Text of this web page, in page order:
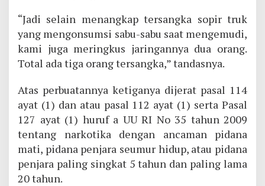
“Jadi selain menangkap tersangka sopir truk
yang mengonsumsi sabu-sabu saat mengemudi,
kami juga meringkus jaringannya dua orang.
Total ada tiga orang tersangka,” tandasnya.
Atas perbuatannya ketiganya dijerat pasal 114
ayat (1) dan atau pasal 112 ayat (1) serta Pasal
127 ayat (1) huruf a UU RI No 35 tahun 2009
tentang narkotika dengan ancaman pidana
mati, pidana penjara seumur hidup, atau pidana
penjara paling singkat 5 tahun dan paling lama
20 tahun.